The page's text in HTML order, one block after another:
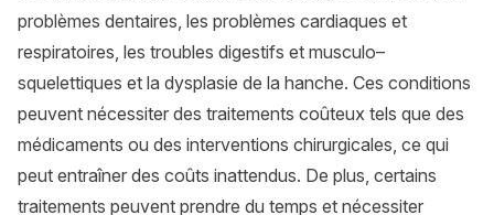
problèmes dentaires, les problèmes cardiaques et
respiratoires, les troubles digestifs et musculo–
squelettiques et la dysplasie de la hanche. Ces conditions
peuvent nécessiter des traitements coûteux tels que des
médicaments ou des interventions chirurgicales, ce qui
peut entraîner des coûts inattendus. De plus, certains
traitements peuvent prendre du temps et nécessiter